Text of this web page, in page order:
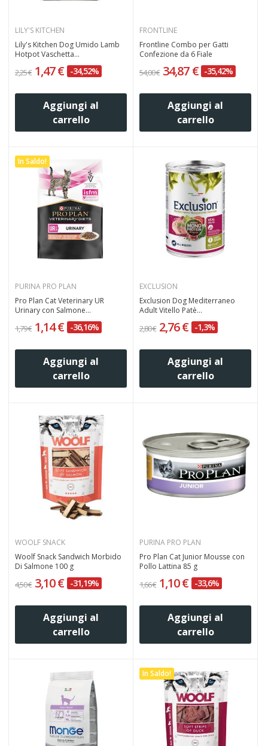
LILY'S KITCHEN
Lily's Kitchen Dog Umido Lamb
Hotpot Vaschetta...
2,25 € 1,47 € -34,52%
Aggiungi al
carrello
FRONTLINE
Frontline Combo per Gatti
Confezione da 6 Fiale
54,00 € 34,87 € -35,42%
Aggiungi al
carrello
In Saldo!
PURINA PRO PLAN
Pro Plan Cat Veterinary UR
Urinary con Salmone...
1,79 € 1,14 € -36,16%
Aggiungi al
carrello
EXCLUSION
Exclusion Dog Mediterraneo
Adult Vitello Patè...
2,80 € 2,76 € -1,3%
Aggiungi al
carrello
WOOLF SNACK
Woolf Snack Sandwich Morbido
Di Salmone 100 g
4,50 € 3,10 € -31,19%
Aggiungi al
carrello
PURINA PRO PLAN
Pro Plan Cat Junior Mousse con
Pollo Lattina 85 g
1,66 € 1,10 € -33,6%
Aggiungi al
carrello
In Saldo!